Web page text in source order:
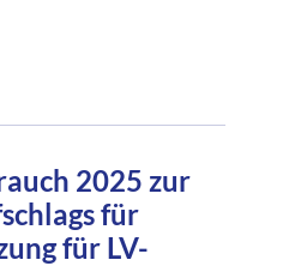
2025 zur
für
für LV-